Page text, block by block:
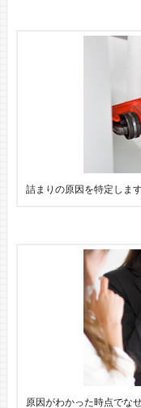
詰まりの原因を特定します
原因がわかった時点でな